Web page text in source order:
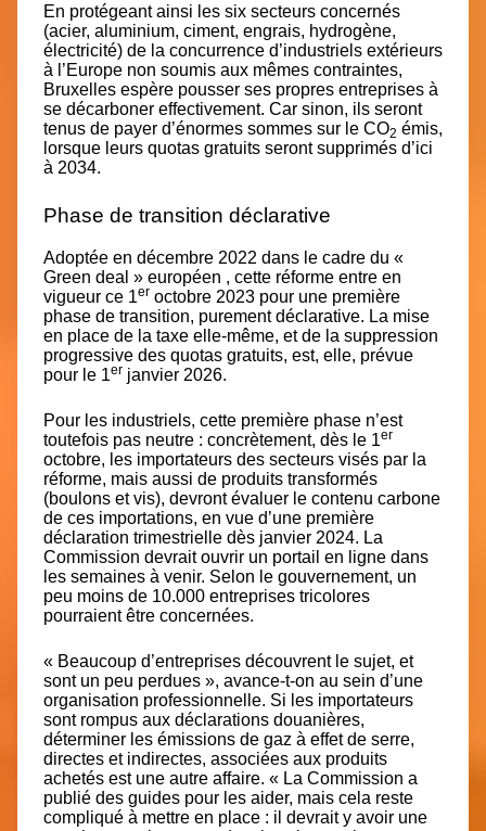
En protégeant ainsi les six secteurs concernés
(acier, aluminium, ciment, engrais, hydrogène,
électricité) de la concurrence d’industriels extérieurs
à l’Europe non soumis aux mêmes contraintes,
Bruxelles espère pousser ses propres entreprises à
se décarboner effectivement. Car sinon, ils seront
tenus de payer d’énormes sommes sur le CO2 émis,
lorsque leurs quotas gratuits seront supprimés d’ici
à 2034.
Phase de transition déclarative
Adoptée en décembre 2022 dans le cadre du «
Green deal » européen , cette réforme entre en
vigueur ce 1er octobre 2023 pour une première
phase de transition, purement déclarative. La mise
en place de la taxe elle-même, et de la suppression
progressive des quotas gratuits, est, elle, prévue
pour le 1er janvier 2026.
Pour les industriels, cette première phase n’est
toutefois pas neutre : concrètement, dès le 1er
octobre, les importateurs des secteurs visés par la
réforme, mais aussi de produits transformés
(boulons et vis), devront évaluer le contenu carbone
de ces importations, en vue d’une première
déclaration trimestrielle dès janvier 2024. La
Commission devrait ouvrir un portail en ligne dans
les semaines à venir. Selon le gouvernement, un
peu moins de 10.000 entreprises tricolores
pourraient être concernées.
« Beaucoup d’entreprises découvrent le sujet, et
sont un peu perdues », avance-t-on au sein d’une
organisation professionnelle. Si les importateurs
sont rompus aux déclarations douanières,
déterminer les émissions de gaz à effet de serre,
directes et indirectes, associées aux produits
achetés est une autre affaire. « La Commission a
publié des guides pour les aider, mais cela reste
compliqué à mettre en place : il devrait y avoir une